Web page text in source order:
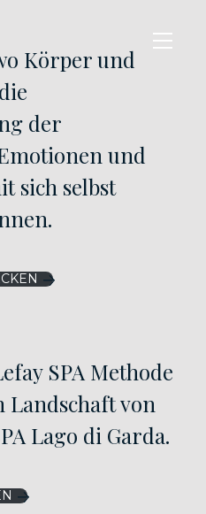
Körper und
der
und
sich selbst
SPA Methode
von
Lago di Garda.